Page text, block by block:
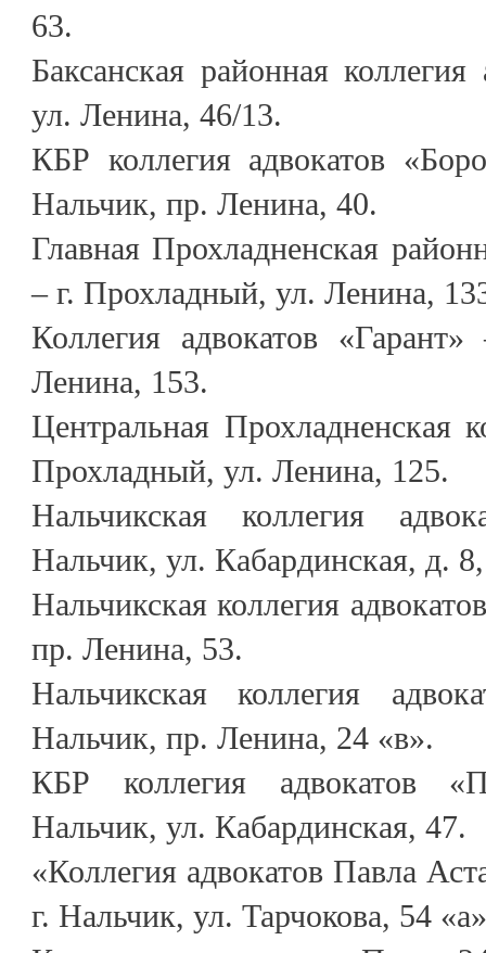
63.
Баксанская районная
ул. Ленина, 46/13.
КБР коллегия адвокатов
Нальчик, пр. Ленина, 40.
Главная Прохладненская
– г. Прохладный, ул. Ленина,
Коллегия адвокатов
Ленина, 153.
Центральная Прохладненская
Прохладный, ул. Ленина, 125.
Нальчикская коллегия
Нальчик, ул. Кабардинская, д.
Нальчикская коллегия
пр. Ленина, 53.
Нальчикская коллегия
Нальчик, пр. Ленина, 24 «в».
КБР коллегия адвокатов
Нальчик, ул. Кабардинская, 47.
«Коллегия адвокатов Павла
г. Нальчик, ул. Тарчокова, 54